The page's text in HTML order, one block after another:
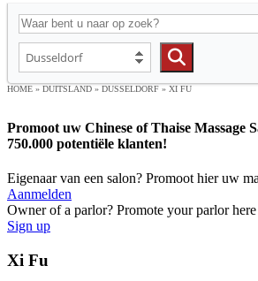
HOME » DUITSLAND » DUSSELDORF » XI FU
Promoot uw Chinese of Thaise Massage
750.000 potentiële klanten!
Eigenaar van een salon? Promoot hier uw
Aanmelden
Owner of a parlor? Promote your parlor here
Sign up
Xi Fu